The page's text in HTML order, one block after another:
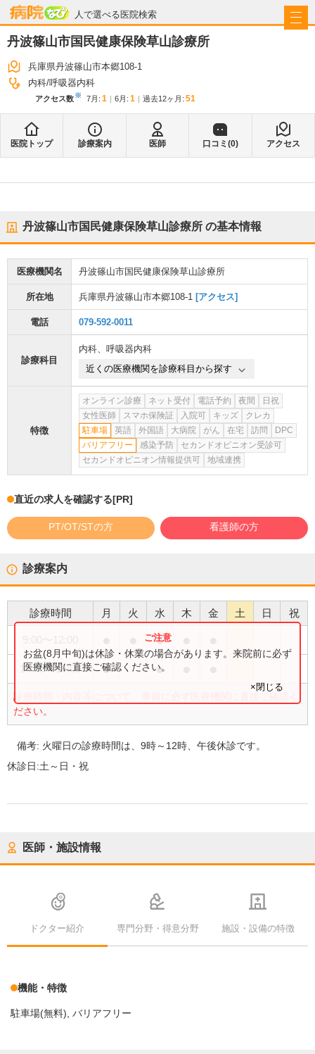
人で選べる医院検索
病院なび
丹波篠山市国民健康保険草山診療所
兵庫県丹波篠山市本郷108-1
内科 呼吸器内科
アクセス数※ 7月 : 1 6月 : 1 過去12ヶ月: 51
医院トップ 診療案内 医師 口コミ(0) アクセス
丹波篠山市国民健康保険草山診療所 の基本情報
医療機関名 丹波篠山市国民健康保険草山診療所
所在地 兵庫県丹波篠山市本郷108-1 [アクセス]
電話 079-592-0011
診療科目
内科、 呼吸器内科
近くの医療機関を診療科目から探す
特徴
オンライン診療 ネット受付 電話予約 夜間
日祝
女性医師
スマホ保険証 入院可 キッズ
クレカ
駐車場
英語 外国語 大病院 がん 在宅 訪問
DPC
バリアフリー
感染予防
セカンドオピニオン受診可
セカンドオピニオン情報提供可
地域連携
直近の求人を確認する[PR]
PT/OT/STの方 看護師の方
診療案内
診療時間 月 火 水 木 金 土 日 祝
●
14:00〜16:00 ● ●
診療時間・内容等について、事前に必ず医療機関に直接ご確認く
ださい。
お盆(8月中旬)は休診・休業の場合があります。来院前に必ず
医療機関に直接ご確認ください。
×閉じる
備考: 火曜日の診療時間は、9時～12時、午後休診です。
休診日:土～日・祝
医師・施設情報
ドクター紹介 専門分野・得意分野 施設・設備の特徴
機能・特徴
駐車場(無料) バリアフリー